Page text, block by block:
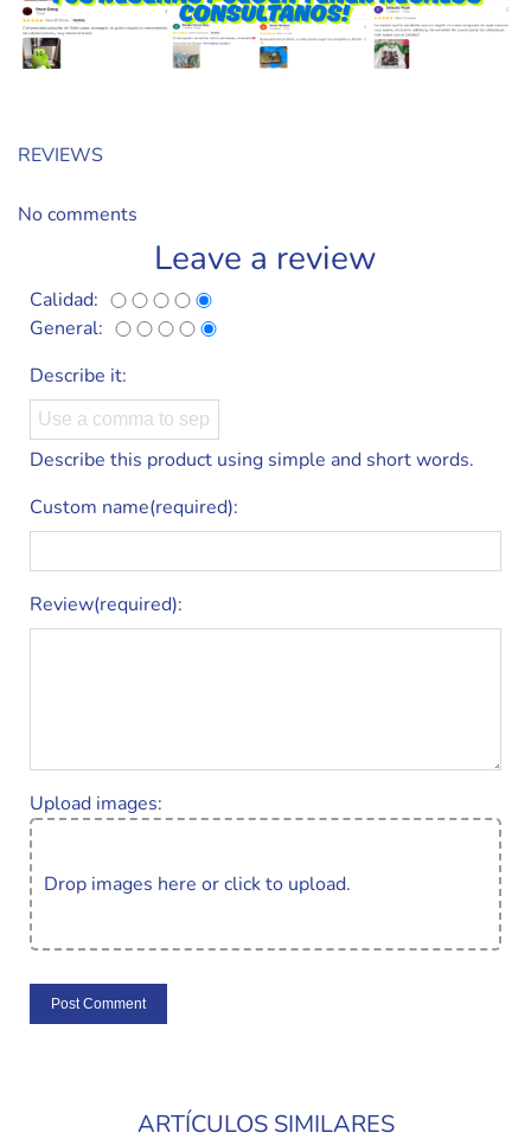
REVIEWS
No comments
Leave a review
Calidad:
General:
Describe it:
Describe this product using simple and short words.
Custom name(required):
Review(required):
Upload images:
Drop images here or click to upload.
ARTÍCULOS SIMILARES